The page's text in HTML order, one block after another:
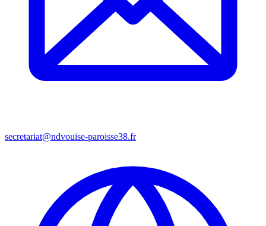
secretariat@ndvouise-paroisse38.fr